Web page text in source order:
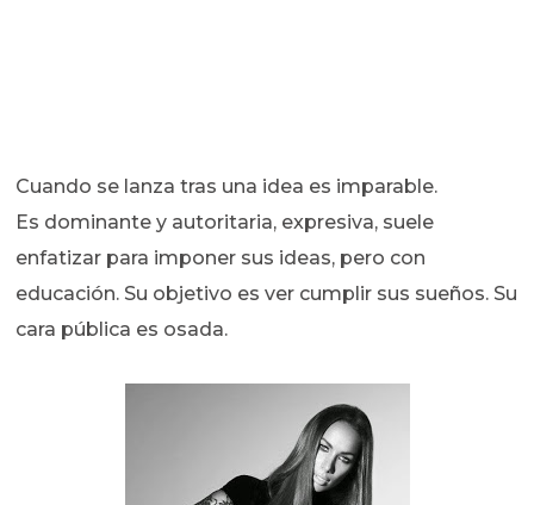
Cuando se lanza tras una idea es imparable.
Es dominante y autoritaria, expresiva, suele
enfatizar para imponer sus ideas, pero con
educación. Su objetivo es ver cumplir sus sueños. Su
cara pública es osada.